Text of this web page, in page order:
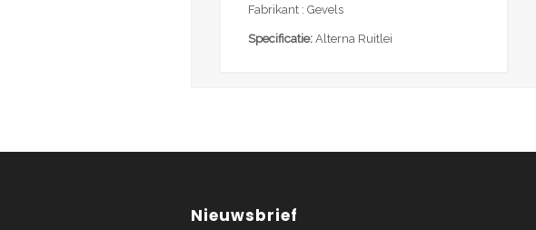
Fabrikant : Gevels
Specificatie: Alterna Ruitlei
Nieuwsbrief